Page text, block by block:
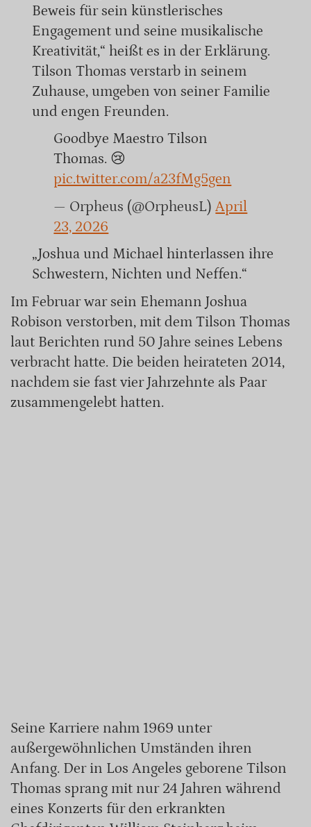
Beweis für sein künstlerisches
Engagement und seine musikalische
Kreativität,“ heißt es in der Erklärung.
Tilson Thomas verstarb in seinem
Zuhause, umgeben von seiner Familie
und engen Freunden.
Goodbye Maestro Tilson
Thomas. 😢
pic.twitter.com/a23fMg5gen
— Orpheus (@OrpheusL)April
23, 2026
„Joshua und Michael hinterlassen ihre
Schwestern, Nichten und Neffen.“
Im Februar war sein Ehemann Joshua
Robison verstorben, mit dem Tilson Thomas
laut Berichten rund 50 Jahre seines Lebens
verbracht hatte. Die beiden heirateten 2014,
nachdem sie fast vier Jahrzehnte als Paar
zusammengelebt hatten.
Seine Karriere nahm 1969 unter
außergewöhnlichen Umständen ihren
Anfang. Der in Los Angeles geborene Tilson
Thomas sprang mit nur 24 Jahren während
eines Konzerts für den erkrankten